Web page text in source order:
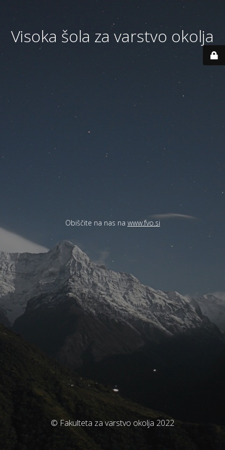
Visoka šola za varstvo okolja
Obiščite na nas na www.fvo.si
© Fakulteta za varstvo okolja 2022